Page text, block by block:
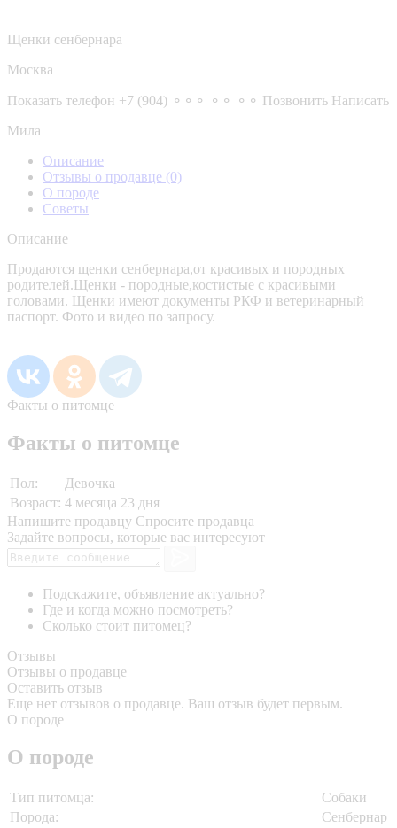
Щенки сенбернара
Москва
Показать телефон +7 (904) ⚬⚬⚬ ⚬⚬ ⚬⚬ Позвонить Написать
Мила
Описание
Отзывы о продавце (0)
О породе
Советы
Описание
Продаются щенки сенбернара,от красивых и породных
родителей.Щенки - породные,костистые с красивыми
головами. Щенки имеют документы РКФ и ветеринарный
паспорт. Фото и видео по запросу.
Факты о питомце
Факты о питомце
Пол:
Девочка
Возраст: 4 месяца 23 дня
Напишите продавцу Спросите продавца
Задайте вопросы, которые вас интересуют
Подскажите, объявление актуально?
Где и когда можно посмотреть?
Сколько стоит питомец?
Отзывы
Отзывы о продавце
Оставить отзыв
Еще нет отзывов о продавце. Ваш отзыв будет первым.
О породе
О породе
Тип питомца:
Собаки
Порода:
Сенбернар